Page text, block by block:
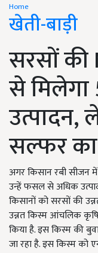
Home
खेती-बाड़ी
सरसों की
से मिलेगा
सल्फर का
अगर किसान रबी सीजन
उन्हें फसल से अधिक
किसानों को सरसों की
उन्नत किस्म आंचलिक
किया है. इस किस्म की
जा रहा है. इस किस्म को